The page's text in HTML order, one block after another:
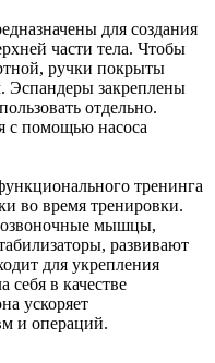
для создания
части тела. Чтобы
ручки покрыты
Эспандеры закреплены
отдельно.
с помощью насоса
тренинга
во время тренировки.
мышцы,
развивают
для укрепления
себя в качестве
ускоряет
и операций.